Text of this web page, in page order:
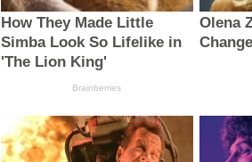
How They Made Little
Simba Look So Lifelike in
'The Lion King'
Brainberries
Olena